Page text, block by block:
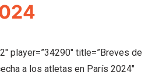
player=”34290″ title=”Breves de
a los atletas en París 2024″